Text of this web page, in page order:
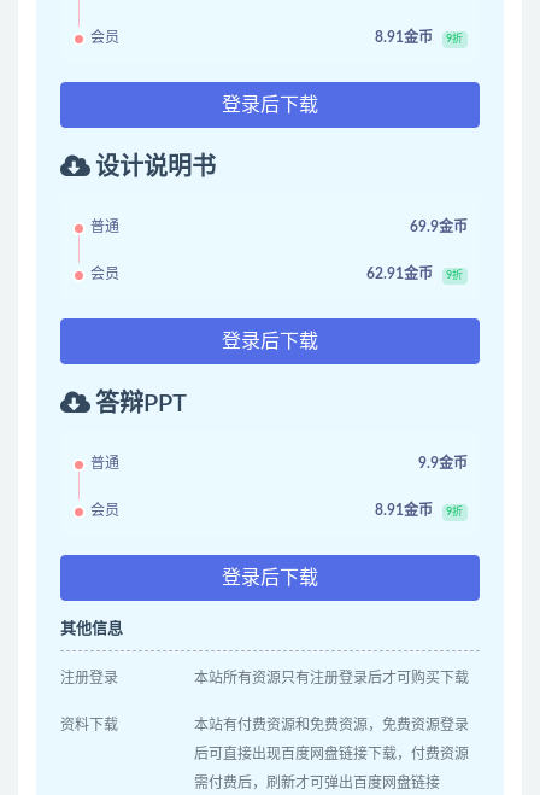
会员 8.91金币 9折
登录后下载
设计说明书
普通 69.9金币
会员 62.91金币 9折
登录后下载
答辩PPT
普通 9.9金币
会员 8.91金币 9折
登录后下载
其他信息
注册登录 本站所有资源只有注册登录后才可购买下载
资料下载
本站有付费资源和免费资源，免费资源登录
后可直接出现百度网盘链接下载，付费资源
需付费后，刷新才可弹出百度网盘链接